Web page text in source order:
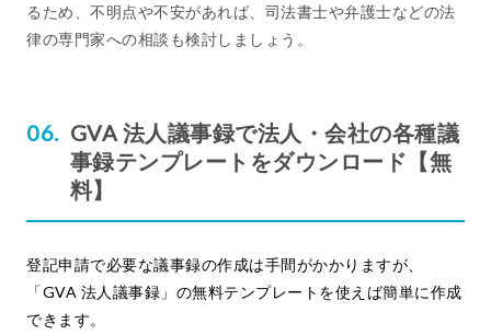
るため、不明点や不安があれば、司法書士や弁護士などの法
律の専門家への相談も検討しましょう。
GVA 法人議事録で法人・会社の各種議
事録テンプレートをダウンロード【無
料】
登記申請で必要な議事録の作成は手間がかかりますが、
「GVA 法人議事録」の無料テンプレートを使えば簡単に作成
できます。